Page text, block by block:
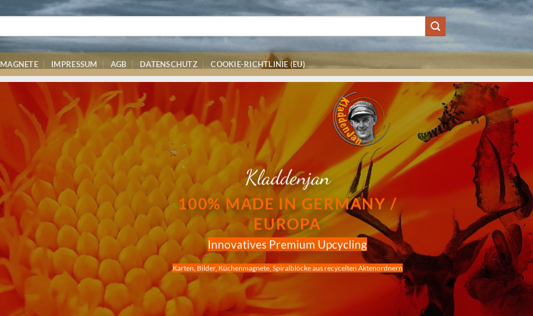
IMPRESSUM AGB DATENSCHUTZ COOKIE-RICHTLINIE (EU)
Kladdenjan
100% MADE IN GERMANY /
EUROPA
Innovatives Premium Upcycling
Karten, Bilder, Küchenmagnete, Spiralblöcke aus recycelten Aktenordnern